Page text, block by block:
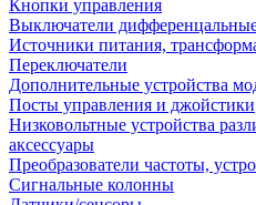
Кнопки управления
Выключатели
Источники питания,
Переключатели
Дополнительные устройства
Посты управления и джойстики
Низковольтные устройства
аксессуары
Преобразователи частоты,
Сигнальные колонны